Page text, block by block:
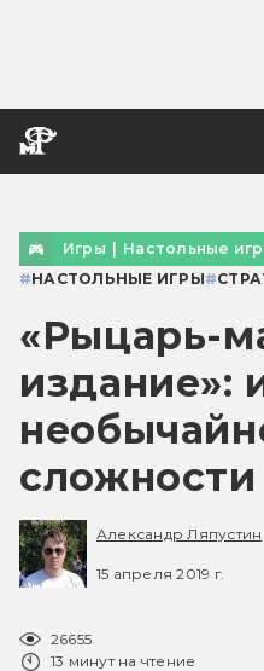
Игры | Настольные
#НАСТОЛЬНЫЕ ИГРЫ#
«Рыцарь-
издание»:
Александр Ляпустин
15 апреля 2019 г.
26655
13 минут на чтение